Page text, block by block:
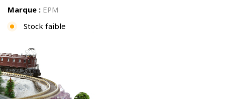
Marque : EPM
Stock faible